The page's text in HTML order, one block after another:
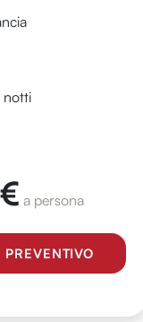
notti
a persona